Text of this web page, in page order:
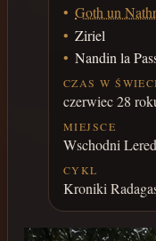
Goth un
Ziriel
Nandin la
CZAS W
czerwiec 28
MIEJSCE
Wschodni
CYKL
Kroniki